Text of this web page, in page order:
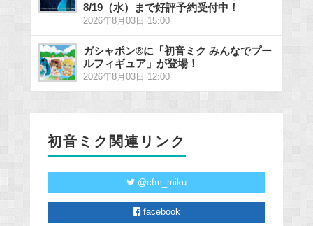
8/19（水）まで好評予約受付中！
2026年8月03日 15:00
ガシャポン®に「初音ミク みんなでプー
ルフィギュア」が登場！
2026年8月03日 12:00
初音ミク関連リンク
@cfm_miku
facebook